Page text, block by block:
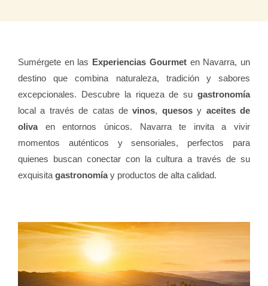
Sumérgete en las Experiencias Gourmeten Navarra, un
destino que combina naturaleza, tradición y sabores
excepcionales. Descubre la riqueza de su gastronomía
local a través de catas devinos, quesosy aceites de
olivaen entornos únicos. Navarra te invita a vivir
momentos auténticos y sensoriales, perfectos para
quienes buscan conectar con la cultura a través de su
exquisita gastronomíay productos de alta calidad.